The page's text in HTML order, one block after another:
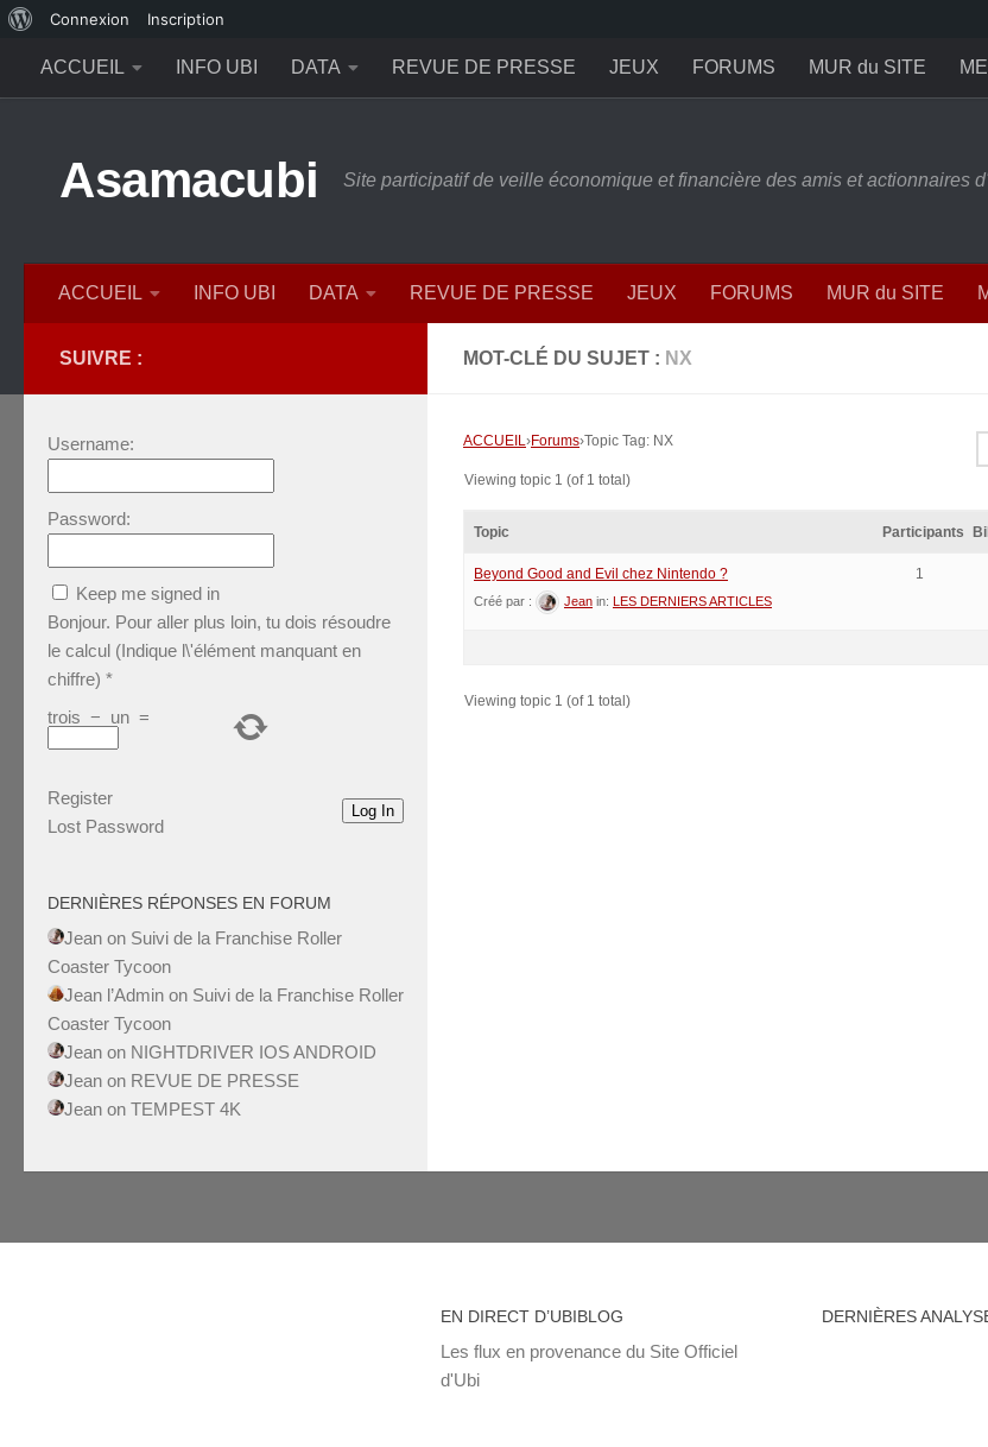
propos
de
Connexion Inscription
ACCUEIL
INFO UBI DATA REVUE DE PRESSE JEUX FORUMS MUR du SITE
Asamacubi Site participatif de veille économique et financière des amis et actionnaires
ACCUEIL INFO UBI DATA REVUE DE PRESSE JEUX FORUMS MUR du SITE
MOT-CLÉ DU SUJET : NX
ACCUEIL›Forums›Topic Tag: NX
Viewing topic 1 (of 1 total)
Topic Participants
Beyond Good and Evil chez Nintendo ?
Créé par : Jean in: LES DERNIERS ARTICLES
1
Viewing topic 1 (of 1 total)
SUIVRE :
Username:
Password:
Keep me signed in
Bonjour. Pour aller plus loin, tu dois résoudre
le calcul (Indique l\'élément manquant en
chiffre) *
trois − un =
Log In
Register
Lost Password
DERNIÈRES RÉPONSES EN FORUM
Jean on Suivi de la Franchise Roller
Coaster Tycoon
Jean l’Admin on Suivi de la Franchise Roller
Coaster Tycoon
Jean on NIGHTDRIVER IOS ANDROID
Jean on REVUE DE PRESSE
Jean on TEMPEST 4K
EN DIRECT D’UBIBLOG
Les flux en provenance du Site Officiel
d'Ubi
DERNIÈRES